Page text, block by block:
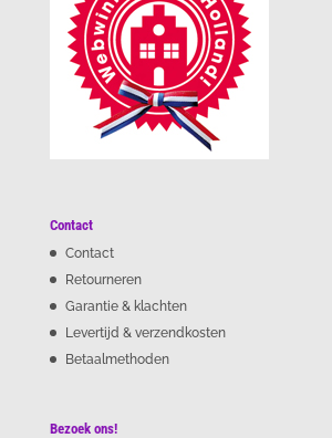
Contact
Contact
Retourneren
Garantie & klachten
Levertijd & verzendkosten
Betaalmethoden
Bezoek ons!